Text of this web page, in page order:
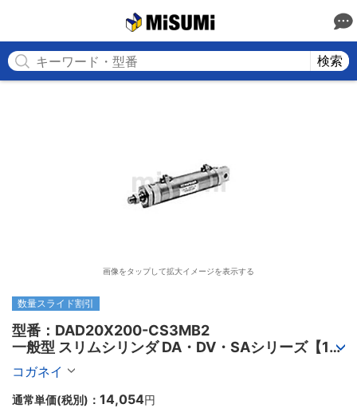
検索
画像をタップして拡大イメージを表示する
数量スライド割引
型番：DAD20X200-CS3MB2
一般型 スリムシリンダ DA・DV・SAシリーズ【1～
10個入り】
コガネイ
通常単価(税別)： 14,054円